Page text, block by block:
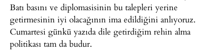
Batı basını ve diplomasisinin bu talepleri yerine
getirmesinin iyi olacağının ima edildiğini anlıyoruz.
Cumartesi günkü yazıda dile getirdiğim rehin alma
politikası tam da budur.